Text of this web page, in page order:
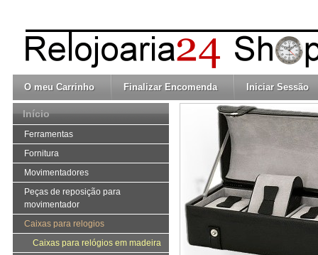
O meu Carrinho Finalizar Encomenda Iniciar Sessão
Início
Ferramentas
Fornitura
Movimentadores
Peças de reposição para
movimentador
Caixas para relogios
Caixas para relógios em madeira